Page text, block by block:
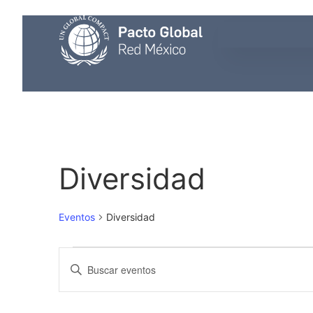
Diversidad
Eventos Diversidad
Búsqueda
Y
Introduce
clave.